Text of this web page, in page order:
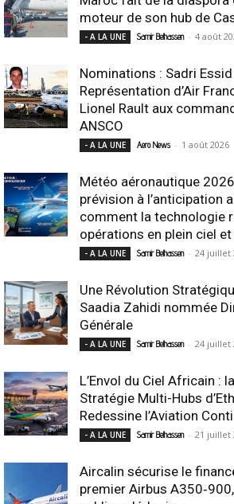
moteur de son hub de
- A LA UNE Samir Belhassen - 4 août
Nominations : Sadri
Représentation d’Air
Lionel Rault aux
ANSCO
- A LA UNE Aero News - 1 août 2026
Météo aéronautique
prévision à l’anticipation
comment la technologie
opérations en plein ciel
- A LA UNE Samir Belhassen - 24 juillet
Une Révolution
Saadia Zahidi nommée
Générale
- A LA UNE Samir Belhassen - 24 juillet
L’Envol du Ciel Africain :
Stratégie Multi-Hubs
Redessine l’Aviation
- A LA UNE Samir Belhassen - 21 juillet
Aircalin sécurise le
premier Airbus